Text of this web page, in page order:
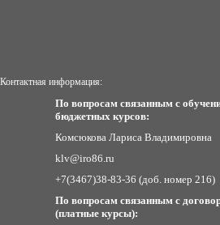
Контактная информация:
По вопросам связанным с
бюджетных курсов:
Комсюкова Лариса Владимировна
klv@iro86.ru
+7(3467)38-83-36 (доб. номер 216)
По вопросам связанным с
(платные курсы):